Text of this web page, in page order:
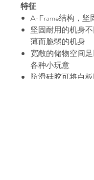
特征
A-Frame结构，坚
坚固耐用的机身
薄而脆弱的机身
宽敞的储物空间足
各种小玩意
防滑硅胶可将白